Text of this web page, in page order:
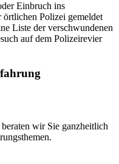
Einbruch ins
örtlichen Polizei gemeldet
Liste der verschwundenen
auf dem Polizeirevier
wir Sie ganzheitlich